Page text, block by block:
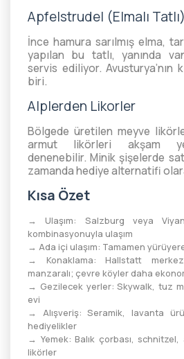
Apfelstrudel (Elmalı Tatlı)
İnce hamura sarılmış elma,
yapılan bu tatlı, yanında
servis ediliyor. Avusturya’nın
biri.
Alplerden Likorler
Bölgede üretilen meyve
armut likörleri akşam
denenebilir. Minik şişelerde
zamanda hediye alternatifi
Kısa Özet
→ Ulaşım: Salzburg veya
kombinasyonuyla ulaşım
→ Ada içi ulaşım: Tamamen
→ Konaklama: Hallstatt
manzaralı; çevre köyler daha
→ Gezilecek yerler: Skywalk, tuz
evi
→ Alışveriş: Seramik, lavanta
hediyelikler
→ Yemek: Balık çorbası, schnitzel,
likörler